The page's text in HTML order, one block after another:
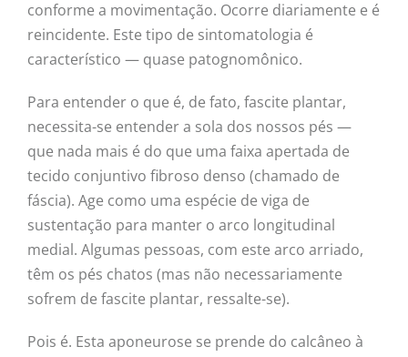
conforme a movimentação. Ocorre diariamente e é
reincidente. Este tipo de sintomatologia é
característico — quase patognomônico.
Para entender o que é, de fato, fascite plantar,
necessita-se entender a sola dos nossos pés —
que nada mais é do que uma faixa apertada de
tecido conjuntivo fibroso denso (chamado de
fáscia). Age como uma espécie de viga de
sustentação para manter o arco longitudinal
medial. Algumas pessoas, com este arco arriado,
têm os pés chatos (mas não necessariamente
sofrem de fascite plantar, ressalte-se).
Pois é. Esta aponeurose se prende do calcâneo à